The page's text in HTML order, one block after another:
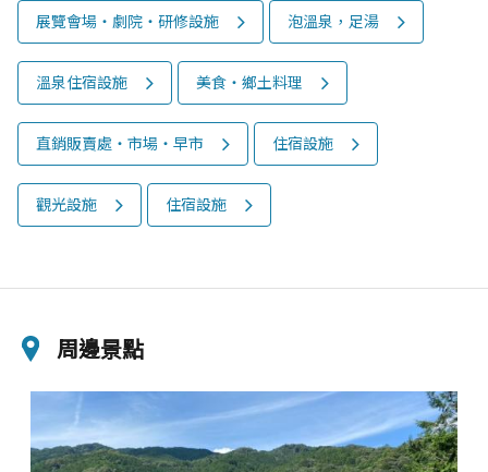
展覽會場‧劇院‧研修設施 泡溫泉，足湯
溫泉住宿設施 美食‧鄉土料理
直銷販賣處‧市場‧早市 住宿設施
觀光設施 住宿設施
周邊景點